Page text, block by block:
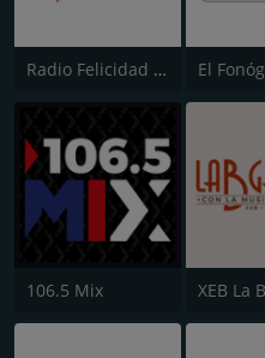
Radio Felicidad 1180 AM
106.5 Mix